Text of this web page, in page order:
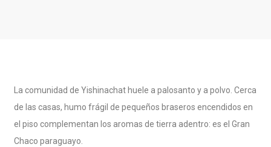
La comunidad de Yishinachat huele a palosanto y a polvo. Cerca
de las casas, humo frágil de pequeños braseros encendidos en
el piso complementan los aromas de tierra adentro: es el Gran
Chaco paraguayo.